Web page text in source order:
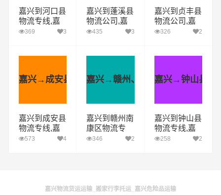
嘉兴到河口县
物流专线,嘉
兴物流公司,
369 3
嘉兴到蓬溪县
物流公司,嘉
兴到蓬溪县货
435 3
嘉兴到贞丰县
物流公司,嘉
兴到贞丰县货
326 2
嘉兴→成安县
嘉兴到成安县
物流专线,嘉
兴附近物流公
573 4
嘉兴→赣州、南康区
嘉兴到赣州南
康区物流专
线,嘉兴物流
346 2
嘉兴→钟山县
嘉兴到钟山县
物流专线,嘉
兴物流公司,
258 2
嘉兴物流货运运输_搬家行李托运_嘉兴危险品运输